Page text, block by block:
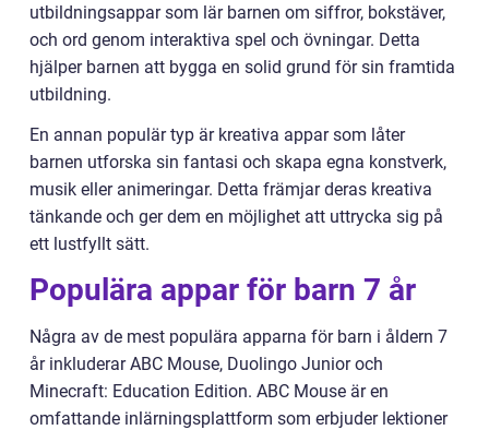
utbildningsappar som lär barnen om siffror, bokstäver,
och ord genom interaktiva spel och övningar. Detta
hjälper barnen att bygga en solid grund för sin framtida
utbildning.
En annan populär typ är kreativa appar som låter
barnen utforska sin fantasi och skapa egna konstverk,
musik eller animeringar. Detta främjar deras kreativa
tänkande och ger dem en möjlighet att uttrycka sig på
ett lustfyllt sätt.
Populära appar för barn 7 år
Några av de mest populära apparna för barn i åldern 7
år inkluderar ABC Mouse, Duolingo Junior och
Minecraft: Education Edition. ABC Mouse är en
omfattande inlärningsplattform som erbjuder lektioner